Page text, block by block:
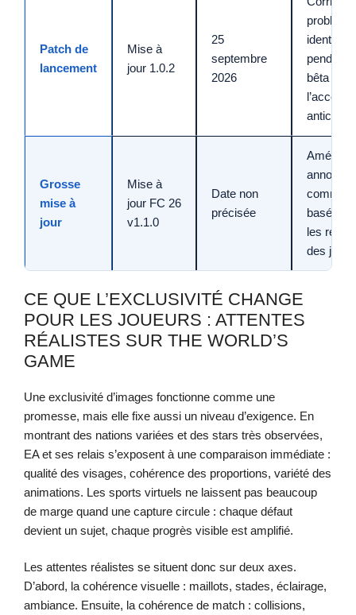
Patch de
lancement
Mise à
jour 1.0.2
25
septembre
2026
identifiés
pendant
bêta et
l’accès
anticipé
Grosse
mise à
jour
Mise à
jour FC 26
v1.1.0
Date non
précisée
comme
basées
les
des
CE QUE L’EXCLUSIVITÉ CHANGE
POUR LES JOUEURS : ATTENTES
RÉALISTES SUR THE WORLD’S
GAME
Une exclusivité d’images fonctionne comme une
promesse, mais elle fixe aussi un niveau d’exigence. En
montrant des nations variées et des stars très observées,
EA et ses relais s’exposent à une comparaison immédiate :
qualité des visages, cohérence des proportions, variété des
animations. Les sports virtuels ne laissent pas beaucoup
de marge quand une capture circule : chaque défaut
devient un sujet, chaque progrès visible est amplifié.
Les attentes réalistes se situent donc sur deux axes.
D’abord, la cohérence visuelle : maillots, stades, éclairage,
ambiance. Ensuite, la cohérence de match : collisions,